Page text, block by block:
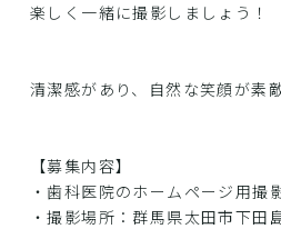
楽しく一緒に撮影しましょう！
清潔感があり、自然な笑顔が素
【募集内容】
・歯科医院のホームページ用撮
・撮影場所：群馬県太田市下